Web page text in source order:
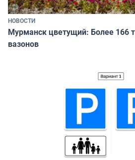
НОВОСТИ
Мурманск цветущий: Более 166
вазонов